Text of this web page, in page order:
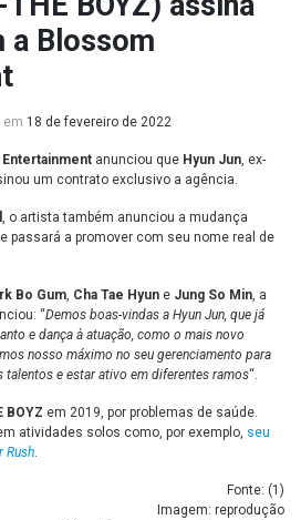
a Blossom
em 18 de fevereiro de 2022
anunciou que Hyun Jun , ex-
um contrato exclusivo a agência.
, o artista também anunciou a mudança
passará a promover com seu nome real de
Bo Gum Cha Tae Hyun e Jung So Min , a
“Demos boas-vindas a Hyun Jun, que já
e dança à atuação, como o mais novo
nosso máximo no seu gerenciamento para
e estar ativo em diferentes ramos“.
BOYZ em 2019, por problemas de saúde.
atividades solos como, por exemplo, seu
Rush
Fonte: (1 )
Imagem: reprodução